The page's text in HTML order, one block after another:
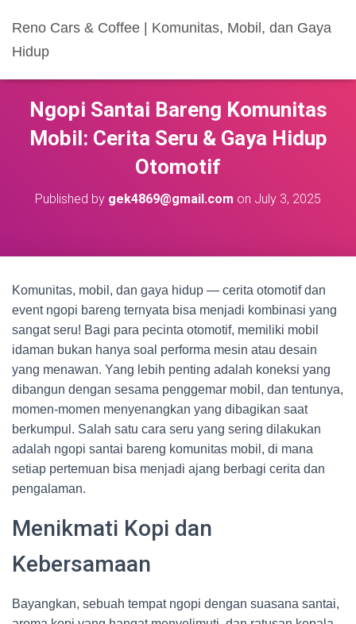
Reno Cars & Coffee | Komunitas, Mobil, dan Gaya
Hidup
Ngopi Santai Bareng Komunitas
Mobil: Cerita Seru & Gaya Hidup
Otomotif
Published by gek4869@gmail.com on July 3, 2025
Komunitas, mobil, dan gaya hidup — cerita otomotif dan
event ngopi bareng ternyata bisa menjadi kombinasi yang
sangat seru! Bagi para pecinta otomotif, memiliki mobil
idaman bukan hanya soal performa mesin atau desain
yang menawan. Yang lebih penting adalah koneksi yang
dibangun dengan sesama penggemar mobil, dan tentunya,
momen-momen menyenangkan yang dibagikan saat
berkumpul. Salah satu cara seru yang sering dilakukan
adalah ngopi santai bareng komunitas mobil, di mana
setiap pertemuan bisa menjadi ajang berbagi cerita dan
pengalaman.
Menikmati Kopi dan
Kebersamaan
Bayangkan, sebuah tempat ngopi dengan suasana santai,